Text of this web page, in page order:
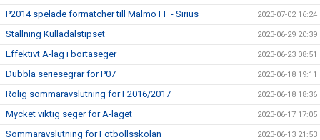
P2014 spelade förmatcher till Malmö FF - Sirius 2023-07-02 16:24
Ställning Kulladalstipset 2023-06-29 20:39
Effektivt A-lag i bortaseger 2023-06-23 08:51
Dubbla seriesegrar för P07 2023-06-18 19:11
Rolig sommaravslutning för F2016/2017 2023-06-18 18:36
Mycket viktig seger för A-laget 2023-06-17 17:05
Sommaravslutning för Fotbollsskolan 2023-06-13 21:53